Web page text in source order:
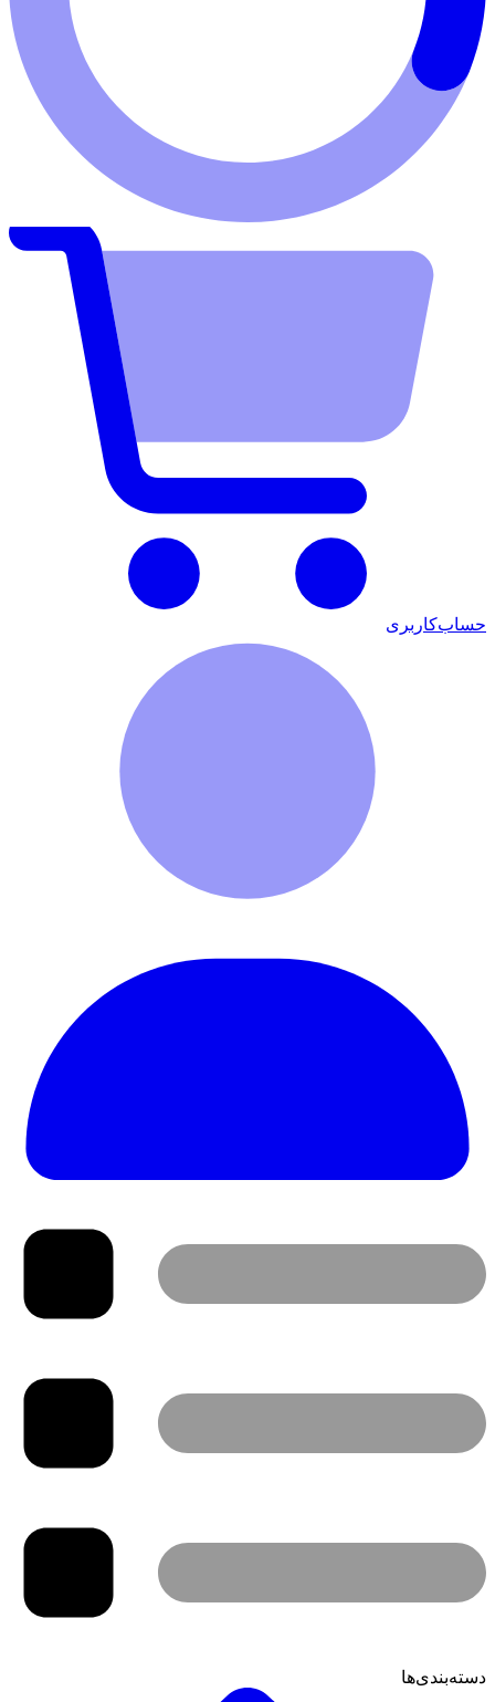
حساب‌کاربری
دسته‌بندی‌ها